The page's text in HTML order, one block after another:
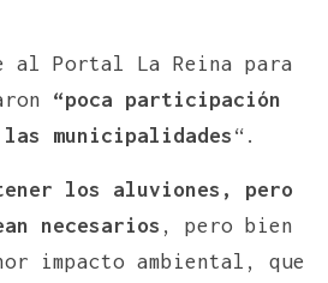
al Portal La Reina para
“poca participación
municipalidades“.
los aluviones, pero
necesarios , pero bien
impacto ambiental, que